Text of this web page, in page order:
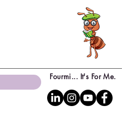
Fourmi... It's For Me.